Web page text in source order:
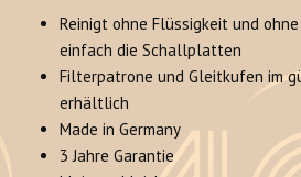
Reinigt ohne Flüssigkeit und
einfach die Schallplatten
Filterpatrone und Gleitkufen im
erhältlich
Made in Germany
3 Jahre Garantie